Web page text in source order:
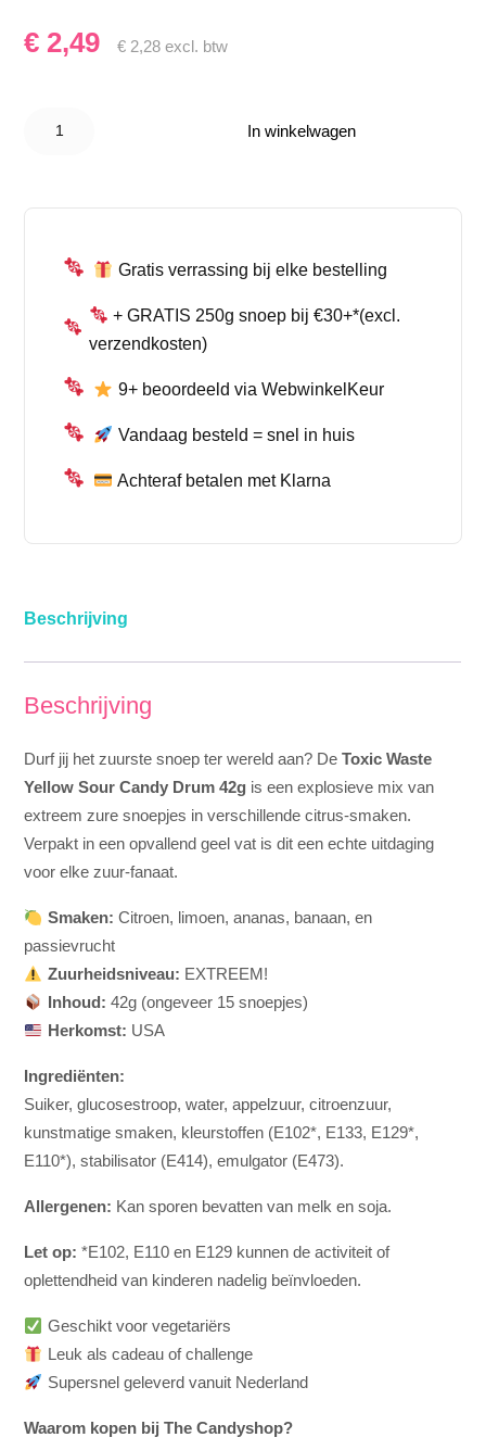
€ 2,49 € 2,28 excl. btw
Waste
42g –
Snoep
In winkelwagen
Gratis verrassing bij elke bestelling
+ GRATIS 250g snoep bij €30+*(excl.
verzendkosten)
9+ beoordeeld via WebwinkelKeur
Vandaag besteld = snel in huis
Achteraf betalen met Klarna
Beschrijving
Beschrijving
Durf jij het zuurste snoep ter wereld aan? DeToxic Waste
Yellow Sour Candy Drum 42g is een explosieve mix van
extreem zure snoepjes in verschillende citrus-smaken.
Verpakt in een opvallend geel vat is dit een echte uitdaging
voor elke zuur-fanaat.
Smaken: Citroen, limoen, ananas, banaan, en
passievrucht
Zuurheidsniveau: EXTREEM!
Inhoud: 42g (ongeveer 15 snoepjes)
Herkomst: USA
Ingrediënten:
Suiker, glucosestroop, water, appelzuur, citroenzuur,
kunstmatige smaken, kleurstoffen (E102*, E133, E129*,
E110*), stabilisator (E414), emulgator (E473).
Allergenen: Kan sporen bevatten van melk en soja.
Let op: *E102, E110 en E129 kunnen de activiteit of
oplettendheid van kinderen nadelig beïnvloeden.
Geschikt voor vegetariërs
Leuk als cadeau of challenge
Supersnel geleverd vanuit Nederland
Waarom kopen bij The Candyshop?